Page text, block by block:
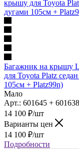
Багажник на крышу
для Toyota Platz
105см + Platz99n)
Мало
Арт.: 601645 + 601638
14 100 ₽/шт
Варианты цен
14 100 ₽/шт
Подробности